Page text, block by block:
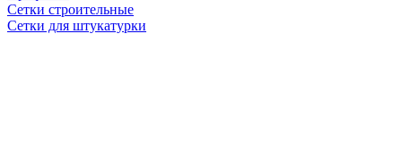
Сетки строительные
Сетки для штукатурки